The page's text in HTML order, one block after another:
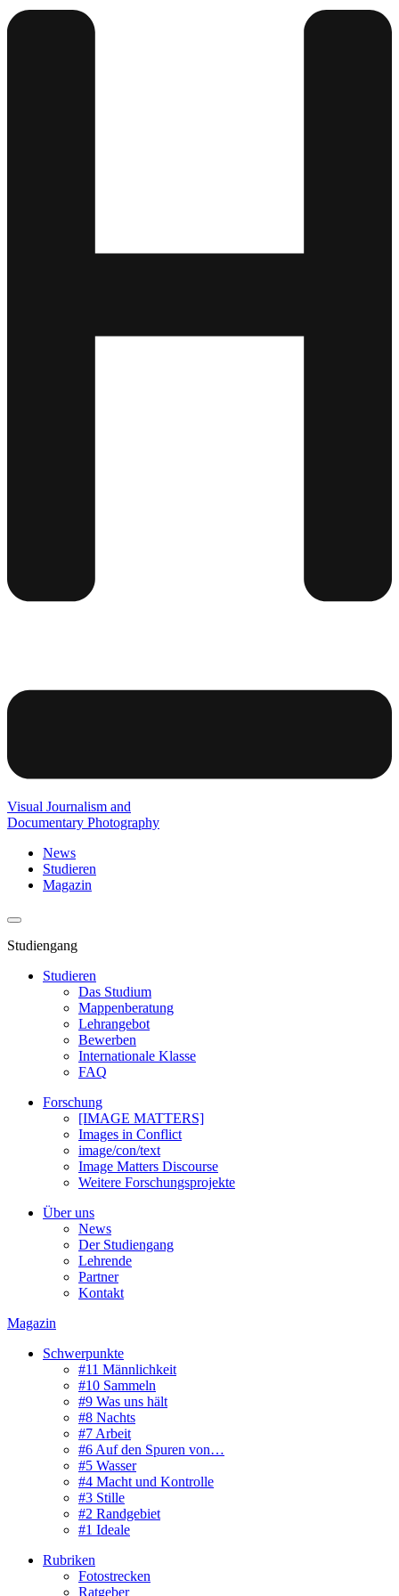
Visual Journalism and
Documentary Photography
News
Studieren
Magazin
Studiengang
Studieren
Das Studium
Mappenberatung
Lehrangebot
Bewerben
Internationale Klasse
FAQ
Forschung
[IMAGE MATTERS]
Images in Conflict
image/con/text
Image Matters Discourse
Weitere Forschungsprojekte
Über uns
News
Der Studiengang
Lehrende
Partner
Kontakt
Magazin
Schwerpunkte
#11 Männlichkeit
#10 Sammeln
#9 Was uns hält
#8 Nachts
#7 Arbeit
#6 Auf den Spuren von…
#5 Wasser
#4 Macht und Kontrolle
#3 Stille
#2 Randgebiet
#1 Ideale
Rubriken
Fotostrecken
Ratgeber